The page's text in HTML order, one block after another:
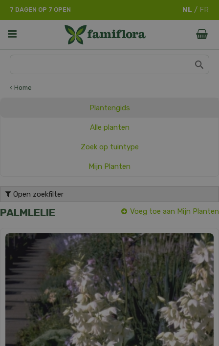
Home
7 DAGEN OP 7 OPEN
Plantengids
Alle planten
Zoek op tuintype
Mijn Planten
Open zoekfilter
PALMLELIE Voeg toe aan Mijn Planten